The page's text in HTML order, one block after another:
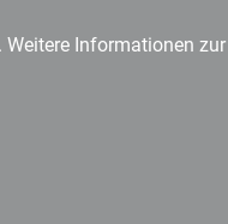
Weitere Informationen zur